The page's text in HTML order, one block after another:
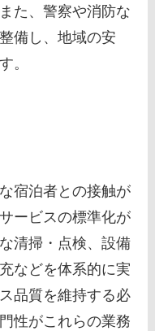
た、警察や消防な
備し、地域の安
。
宿泊者との接触が
ービスの標準化が
清掃・点検、設備
などを体系的に実
品質を維持する必
性がこれらの業務